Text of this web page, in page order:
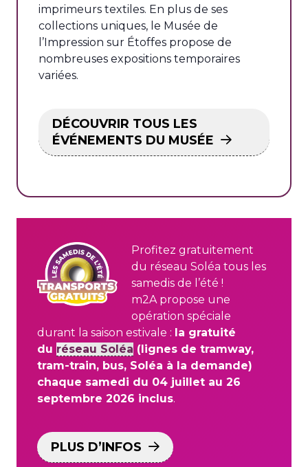
imprimeurs textiles. En plus de ses
collections uniques, le Musée de
l’Impression sur Étoffes propose de
nombreuses expositions temporaires
variées.
DÉCOUVRIR TOUS LES
ÉVÉNEMENTS DU MUSÉE
Profitez gratuitement
du réseau Soléa tous les
samedis de l’été !
m2A propose une
opération spéciale
durant la saison estivale : la gratuité
du réseau Soléa (lignes de tramway,
tram-train, bus, Soléa à la demande)
chaque samedi du 04 juillet au 26
septembre 2026 inclus.
PLUS D’INFOS